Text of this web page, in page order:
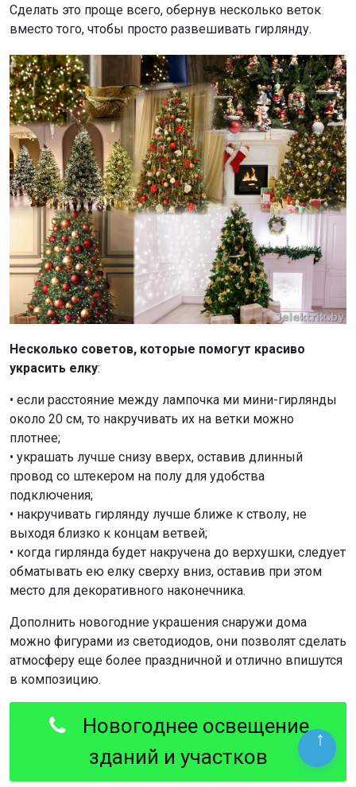
Сделать это проще всего, обернув несколько веток
вместо того, чтобы просто развешивать гирлянду.
Несколько советов, которые помогут красиво
украсить елку:
• если расстояние между лампочка ми мини-гирлянды
около 20 см, то накручивать их на ветки можно
плотнее;
• украшать лучше снизу вверх, оставив длинный
провод со штекером на полу для удобства
подключения;
• накручивать гирлянду лучше ближе к стволу, не
выходя близко к концам ветвей;
• когда гирлянда будет накручена до верхушки, следует
обматывать ею елку сверху вниз, оставив при этом
место для декоративного наконечника.
Дополнить новогодние украшения снаружи дома
можно фигурами из светодиодов, они позволят сделать
атмосферу еще более праздничной и отлично впишутся
в композицию.
Новогоднее освещение
зданий и участков